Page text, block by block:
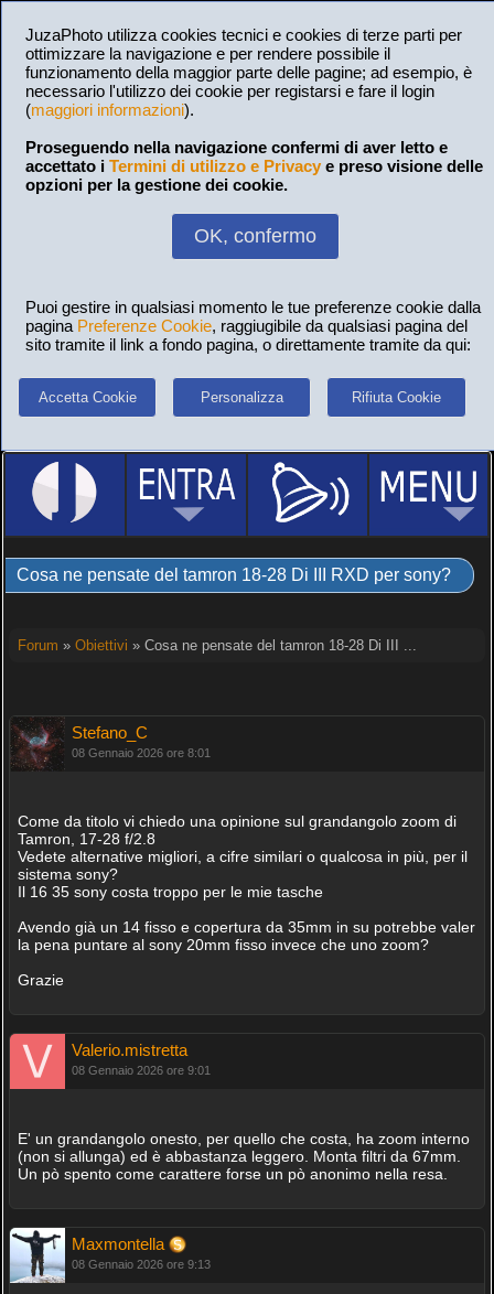
JuzaPhoto utilizza cookies tecnici e cookies di terze parti per
ottimizzare la navigazione e per rendere possibile il
funzionamento della maggior parte delle pagine; ad esempio, è
necessario l'utilizzo dei cookie per registarsi e fare il login
(maggiori informazioni).
Proseguendo nella navigazione confermi di aver letto e
accettato i Termini di utilizzo e Privacy e preso visione delle
opzioni per la gestione dei cookie.
OK, confermo
Puoi gestire in qualsiasi momento le tue preferenze cookie dalla
pagina Preferenze Cookie, raggiugibile da qualsiasi pagina del
sito tramite il link a fondo pagina, o direttamente tramite da qui:
Accetta Cookie Personalizza Rifiuta Cookie
Cosa ne pensate del tamron 18-28 Di III RXD per sony?
Forum » Obiettivi » Cosa ne pensate del tamron 18-28 Di III ...
Stefano_C
08 Gennaio 2026 ore 8:01
Come da titolo vi chiedo una opinione sul grandangolo zoom di
Tamron, 17-28 f/2.8
Vedete alternative migliori, a cifre similari o qualcosa in più, per il
sistema sony?
Il 16 35 sony costa troppo per le mie tasche
Avendo già un 14 fisso e copertura da 35mm in su potrebbe valer
la pena puntare al sony 20mm fisso invece che uno zoom?
Grazie
Valerio.mistretta
08 Gennaio 2026 ore 9:01
E' un grandangolo onesto, per quello che costa, ha zoom interno
(non si allunga) ed è abbastanza leggero. Monta filtri da 67mm.
Un pò spento come carattere forse un pò anonimo nella resa.
Maxmontella
08 Gennaio 2026 ore 9:13